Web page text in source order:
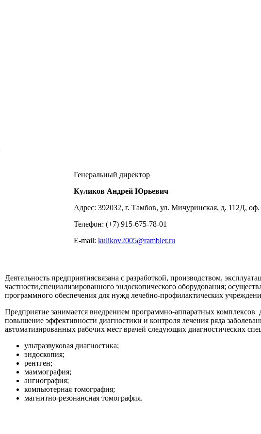
Генеральный директор
Куликов Андрей Юрьевич
Адрес: 392032, г. Тамбов, ул. Мичуринская, д. 112Д, оф.
Телефон: (+7) 915-675-78-01
E-mail: kulikov2005@rambler.ru
Деятельность предприятиясвязана с разработкой, производством,
частности,специализированного эндоскопического оборудования;
программного обеспечения для нужд лечебно-профилактических
Предприятие занимается внедрением программно-аппаратных комплексов
повышение эффективности диагностики и контроля лечения ряда
автоматизированных рабочих мест врачей следующих диагностических
ультразвуковая диагностика;
эндоскопия;
рентген;
маммография;
ангиография;
компьютерная томография;
магнитно-резонансная томография.